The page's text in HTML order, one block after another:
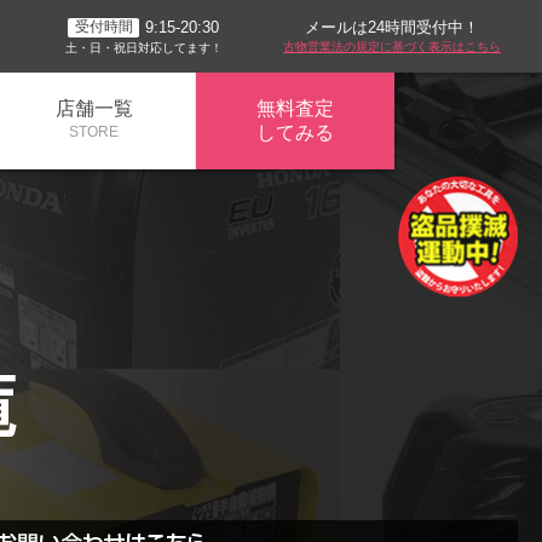
受付時間 9:15-20:30
土・日・祝日対応してます！
メールは24時間受付中！
古物営業法の規定に基づく表示はこちら
店舗一覧
STORE
無料査定
してみる